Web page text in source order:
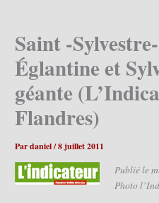
Saint -
Églantine et
géante
Flandres)
Pardaniel/8 juillet 2011
Publié le
Photo